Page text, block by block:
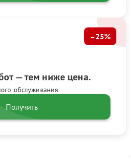
— тем ниже цена.
обслуживания
–25%
Получить